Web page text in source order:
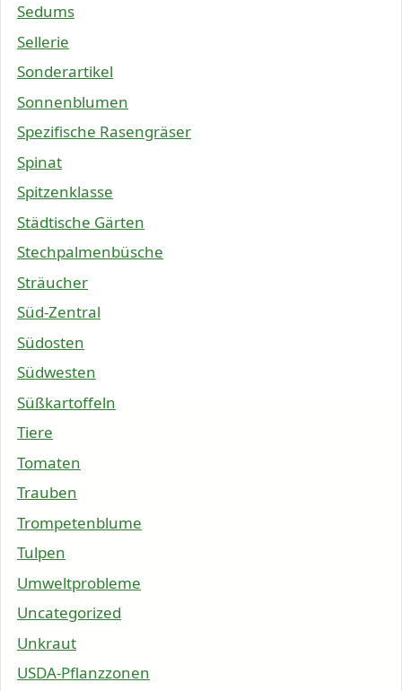
Sedums
Sellerie
Sonderartikel
Sonnenblumen
Spezifische Rasengräser
Spinat
Spitzenklasse
Städtische Gärten
Stechpalmenbüsche
Sträucher
Süd-Zentral
Südosten
Südwesten
Süßkartoffeln
Tiere
Tomaten
Trauben
Trompetenblume
Tulpen
Umweltprobleme
Uncategorized
Unkraut
USDA-Pflanzzonen